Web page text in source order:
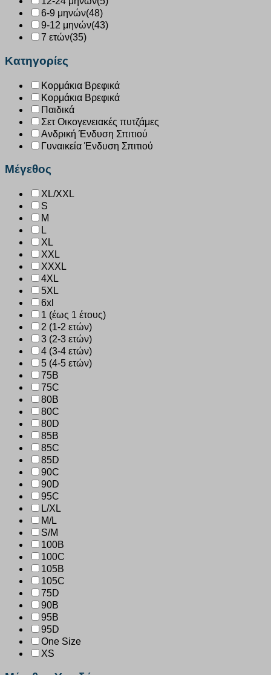
6-9 μηνών(48)
9-12 μηνών(43)
7 ετών(35)
Κατηγορίες
Κορμάκια Βρεφικά
Κορμάκια Βρεφικά
Παιδικά
Σετ Οικογενειακές πυτζάμες
Ανδρική Ένδυση Σπιτιού
Γυναικεία Ένδυση Σπιτιού
Μέγεθος
XL/XXL
S
M
L
XL
XXL
XXXL
4XL
5XL
6xl
1 (έως 1 έτους)
2 (1-2 ετών)
3 (2-3 ετών)
4 (3-4 ετών)
5 (4-5 ετών)
75B
75C
80B
80C
80D
85B
85C
85D
90C
90D
95C
L/XL
M/L
S/M
100B
100C
105B
105C
75D
90B
95B
95D
One Size
XS